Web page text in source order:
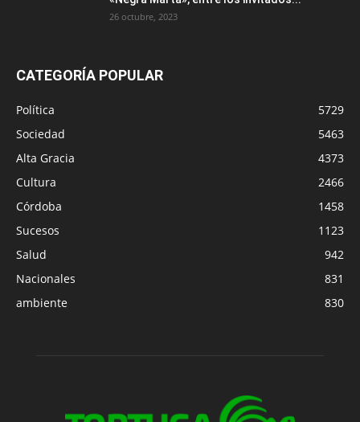
26 octubre, 2023
CATEGORÍA POPULAR
Política
5729
Sociedad
5463
Alta Gracia
4373
Cultura
2466
Córdoba
1458
Sucesos
1123
Salud
942
Nacionales
831
ambiente
830